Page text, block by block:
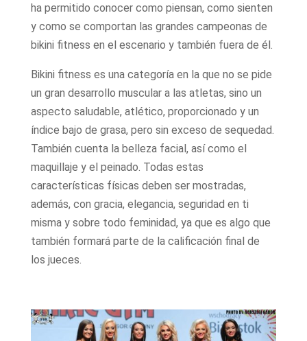
ha permitido conocer como piensan, como sienten
y como se comportan las grandes campeonas de
bikini fitness en el escenario y también fuera de él.
Bikini fitness es una categoría en la que no se pide
un gran desarrollo muscular a las atletas, sino un
aspecto saludable, atlético, proporcionado y un
índice bajo de grasa, pero sin exceso de sequedad.
También cuenta la belleza facial, así como el
maquillaje y el peinado. Todas estas
características físicas deben ser mostradas,
además, con gracia, elegancia, seguridad en ti
misma y sobre todo feminidad, ya que es algo que
también formará parte de la calificación final de
los jueces.